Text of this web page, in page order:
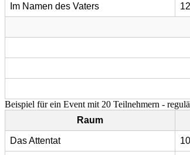
Im Namen des Vaters
Beispiel für ein Event mit 20 Teilnehmern -
Raum
Das Attentat